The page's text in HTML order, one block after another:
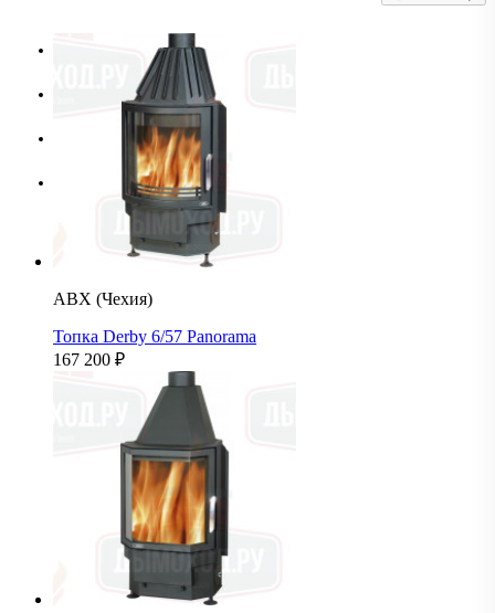
По возрастанию цены
По убыванию цены
По названию А-Я
По названию Я-А
ABX (Чехия)
Топка Derby 6/57 Panorama
167 200 ₽